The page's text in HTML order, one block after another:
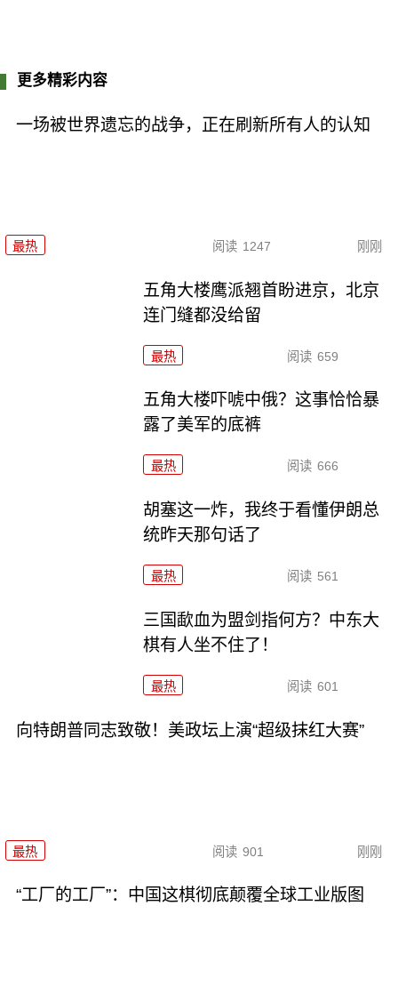
更多精彩内容
一场被世界遗忘的战争，正在刷新所有人的认知
最热 阅读 1247 刚刚
五角大楼鹰派翘首盼进京，北京
连门缝都没给留
最热 阅读 659
五角大楼吓唬中俄？这事恰恰暴
露了美军的底裤
最热 阅读 666
胡塞这一炸，我终于看懂伊朗总
统昨天那句话了
最热 阅读 561
三国歃血为盟剑指何方？中东大
棋有人坐不住了！
最热 阅读 601
向特朗普同志致敬！美政坛上演“超级抹红大赛”
最热 阅读 901 刚刚
“工厂的工厂”：中国这棋彻底颠覆全球工业版图